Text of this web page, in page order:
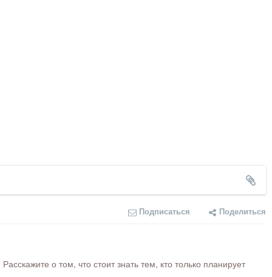
Подписаться Поделиться
о том, что стоит знать тем, кто только планирует